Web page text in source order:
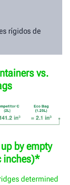
rígidos de
vs.
by empty
inches)*
determined